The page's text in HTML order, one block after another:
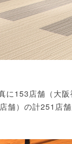
に153店舗（大
舗）の計251店舗